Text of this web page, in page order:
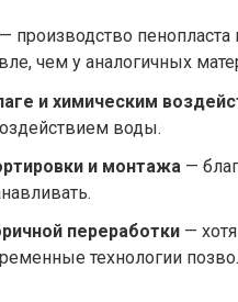
— производство пенопласта
чем у аналогичных
и химическим
воды.
и монтажа —
переработки —
технологии